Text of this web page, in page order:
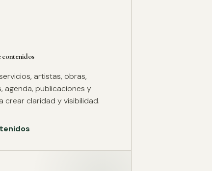
artistas, obras,
agenda, publicaciones y
crear claridad y visibilidad.